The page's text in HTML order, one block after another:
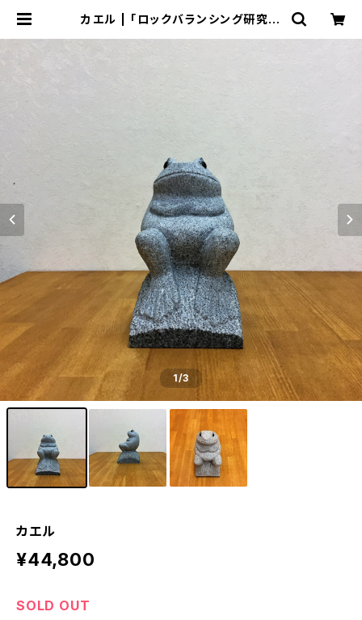
カエル | 「ロックバランシング研究所
1/3
カエル
¥44,800
SOLD OUT